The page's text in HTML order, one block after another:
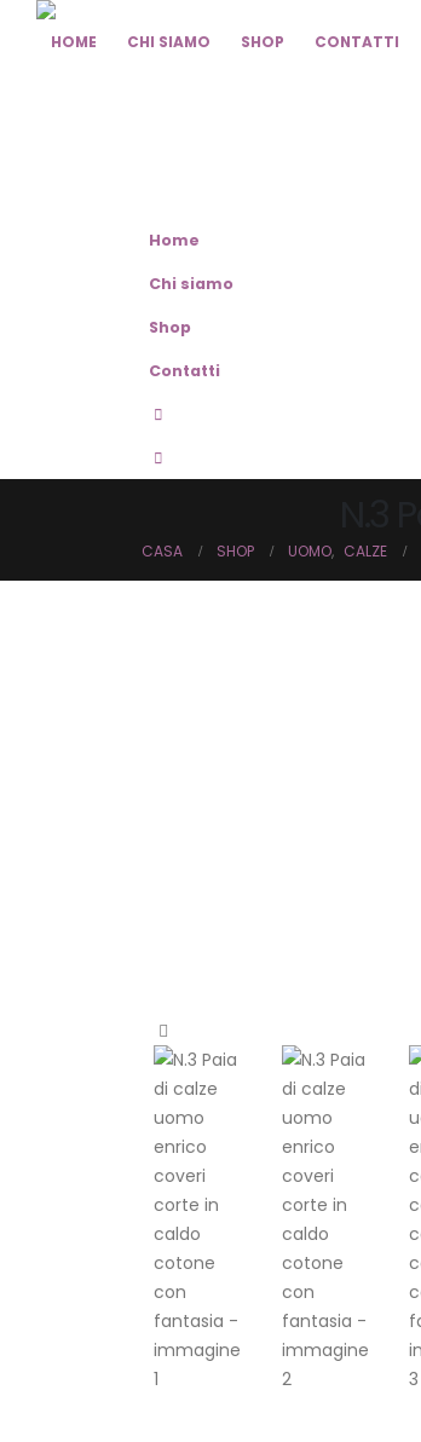
HOME CHI SIAMO SHOP CONTATTI
Home
Chi siamo
Shop
Contatti
CASA SHOP UOMO, CALZE